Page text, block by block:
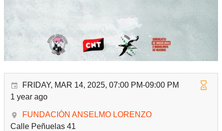
FRIDAY, MAR 14, 2025, 07:00 PM-09:00 PM
1 year ago
FUNDACIÓN ANSELMO LORENZO
Calle Peñuelas 41